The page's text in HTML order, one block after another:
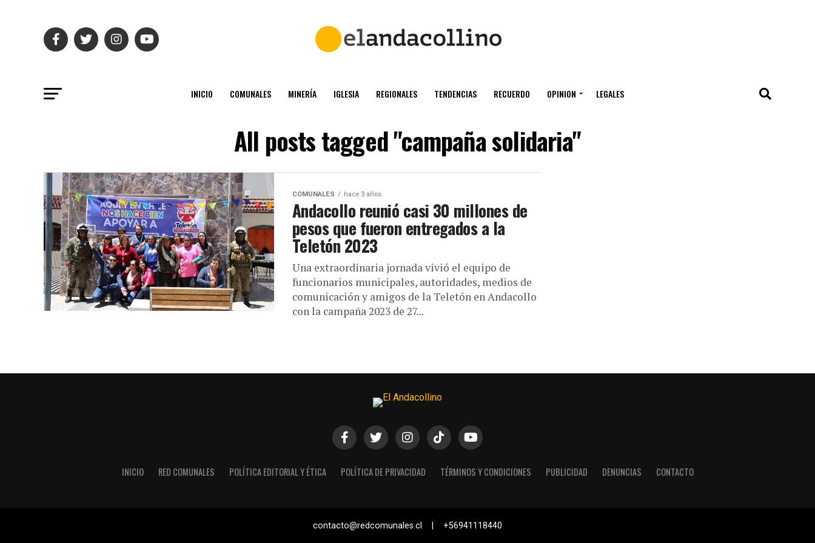
INICIO COMUNALES MINERÍA IGLESIA REGIONALES TENDENCIAS RECUERDO OPINION LEGALES
All posts tagged "campaña solidaria"
COMUNALES hace 3 años
Andacollo reunió casi 30 millones de
pesos que fueron entregados a la
Teletón 2023
Una extraordinaria jornada vivió el equipo de
funcionarios municipales, autoridades, medios de
comunicación y amigos de la Teletón en Andacollo
con la campaña 2023 de 27...
INICIO RED COMUNALES POLÍTICA EDITORIAL Y ÉTICA POLÍTICA DE PRIVACIDAD TÉRMINOS Y CONDICIONES PUBLICIDAD DENUNCIAS CONTACTO
contacto@redcomunales.cl | +56941118440